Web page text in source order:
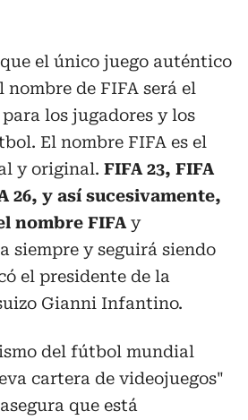
el único juego auténtico
de FIFA será el
los jugadores y los
El nombre FIFA es el
y original. FIFA 23, FIFA
26, y así sucesivamente,
nombre FIFA y
siempre y seguirá siendo
el presidente de la
Gianni Infantino.
del fútbol mundial
cartera de videojuegos"
que está